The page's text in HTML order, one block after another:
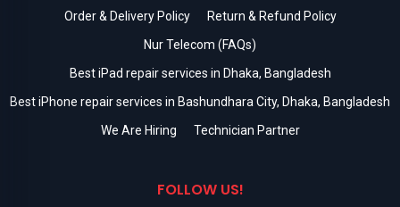
Order & Delivery Policy
Return & Refund Policy
Nur Telecom (FAQs)
Best iPad repair services in Dhaka, Bangladesh
Best iPhone repair services in Bashundhara City, Dhaka, Bangladesh
We Are Hiring
Technician Partner
FOLLOW US!